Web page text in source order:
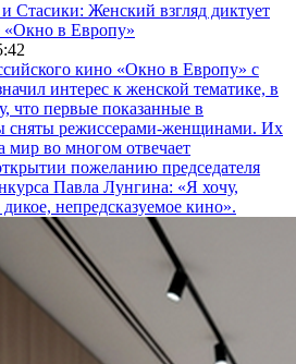
Стасики: Женский взгляд диктует
«Окно в Европу»
кино «Окно в Европу» с
интерес к женской тематике, в
что первые показанные в
сняты режиссерами-женщинами. Их
мир во многом отвечает
пожеланию председателя
Павла Лунгина: «Я хочу,
непредсказуемое кино».